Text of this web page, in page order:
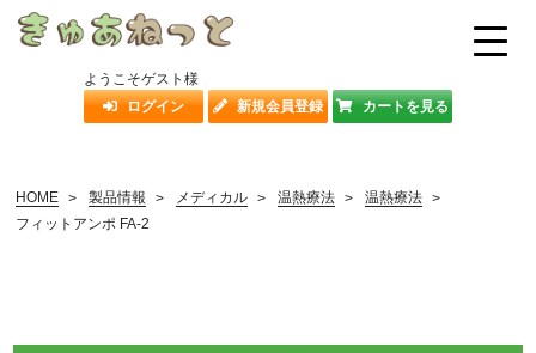
ようこそゲスト様
ログイン
新規会員登録 カートを見る
HOME 製品情報 メディカル 温熱療法
温熱療法
フィットアンポ FA-2